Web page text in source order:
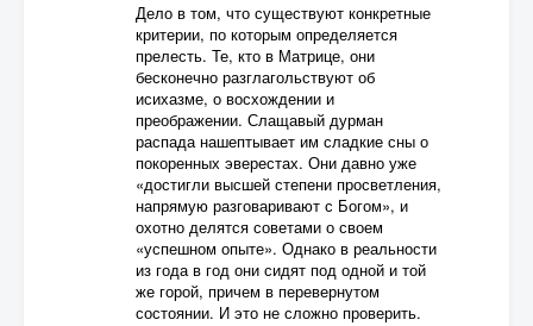
Дело в том, что существуют конкретные
критерии, по которым определяется
прелесть. Те, кто в Матрице, они
бесконечно разглагольствуют об
исихазме, о восхождении и
преображении. Слащавый дурман
распада нашептывает им сладкие сны о
покоренных эверестах. Они давно уже
«достигли высшей степени просветления,
напрямую разговаривают с Богом», и
охотно делятся советами о своем
«успешном опыте». Однако в реальности
из года в год они сидят под одной и той
же горой, причем в перевернутом
состоянии. И это не сложно проверить.